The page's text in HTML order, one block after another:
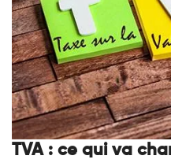
TVA : ce qui va